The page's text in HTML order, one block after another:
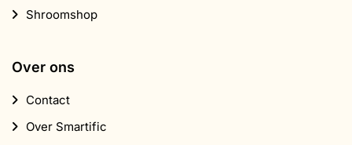
Shroomshop
Over ons
Contact
Over Smartific